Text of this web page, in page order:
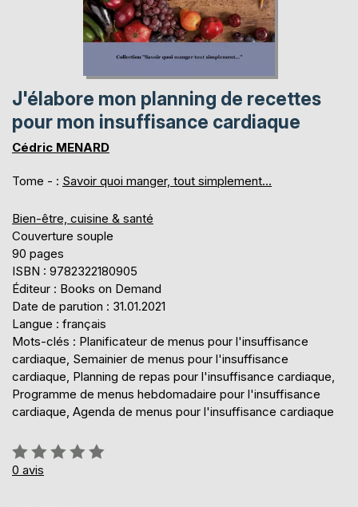
J'élabore mon planning de recettes
pour mon insuffisance cardiaque
Cédric MENARD
Tome - : Savoir quoi manger, tout simplement...
Bien-être, cuisine & santé
Couverture souple
90 pages
ISBN : 9782322180905
Éditeur : Books on Demand
Date de parution : 31.01.2021
Langue : français
Mots-clés : Planificateur de menus pour l'insuffisance
cardiaque, Semainier de menus pour l'insuffisance
cardiaque, Planning de repas pour l'insuffisance cardiaque,
Programme de menus hebdomadaire pour l'insuffisance
cardiaque, Agenda de menus pour l'insuffisance cardiaque
Évaluation:
0%
0 avis